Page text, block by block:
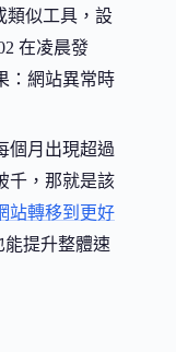
類似工具，設
在凌晨發
：網站異常時
個月出現超過
千，那就是該
站轉移到更好
能提升整體速